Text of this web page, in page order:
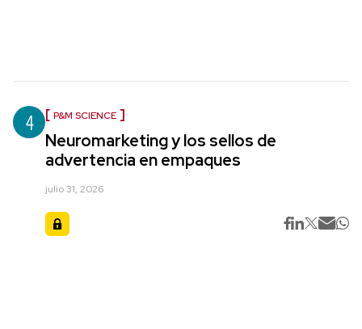
4 P&M SCIENCE
Neuromarketing y los sellos de
advertencia en empaques
julio 31, 2026